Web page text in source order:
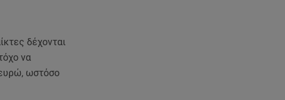
δέχονται
να
ευρώ, ωστόσο